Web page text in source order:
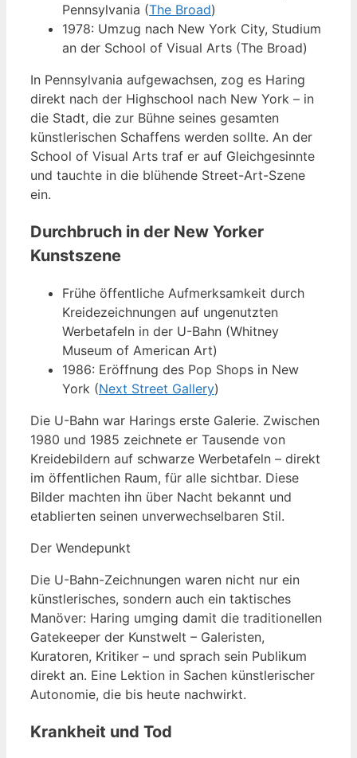
Pennsylvania (The Broad)
1978: Umzug nach New York City, Studium
an der School of Visual Arts (The Broad)
In Pennsylvania aufgewachsen, zog es Haring
direkt nach der Highschool nach New York – in
die Stadt, die zur Bühne seines gesamten
künstlerischen Schaffens werden sollte. An der
School of Visual Arts traf er auf Gleichgesinnte
und tauchte in die blühende Street-Art-Szene
ein.
Durchbruch in der New Yorker
Kunstszene
Frühe öffentliche Aufmerksamkeit durch
Kreidezeichnungen auf ungenutzten
Werbetafeln in der U-Bahn (Whitney
Museum of American Art)
1986: Eröffnung des Pop Shops in New
York (Next Street Gallery)
Die U-Bahn war Harings erste Galerie. Zwischen
1980 und 1985 zeichnete er Tausende von
Kreidebildern auf schwarze Werbetafeln – direkt
im öffentlichen Raum, für alle sichtbar. Diese
Bilder machten ihn über Nacht bekannt und
etablierten seinen unverwechselbaren Stil.
Der Wendepunkt
Die U-Bahn-Zeichnungen waren nicht nur ein
künstlerisches, sondern auch ein taktisches
Manöver: Haring umging damit die traditionellen
Gatekeeper der Kunstwelt – Galeristen,
Kuratoren, Kritiker – und sprach sein Publikum
direkt an. Eine Lektion in Sachen künstlerischer
Autonomie, die bis heute nachwirkt.
Krankheit und Tod